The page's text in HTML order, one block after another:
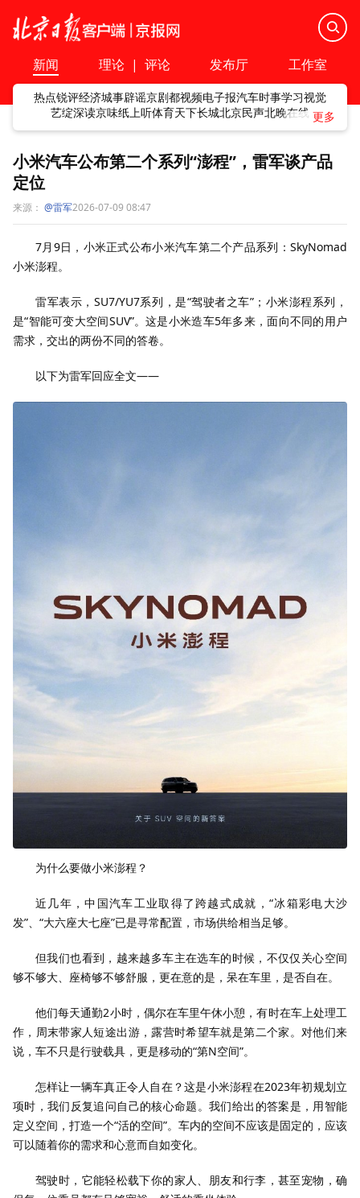
新闻 理论 | 评论 发布厅 工作室
热点锐评经济城事辟谣京剧都视频电子报汽车时事学习视觉
艺绽深读京味纸上听体育天下长城北京民声北晚在线
小米汽车公布第二个系列“澎程”，雷军谈产品
定位
来源： @雷军2026-07-09 08:47
7月9日，小米正式公布小米汽车第二个产品系列：SkyNomad
小米澎程。
雷军表示，SU7/YU7系列，是“驾驶者之车”；小米澎程系列，
是“智能可变大空间SUV”。这是小米造车5年多来，面向不同的用户
需求，交出的两份不同的答卷。
以下为雷军回应全文——
为什么要做小米澎程？
近几年，中国汽车工业取得了跨越式成就，“冰箱彩电大沙
发”、“大六座大七座”已是寻常配置，市场供给相当足够。
但我们也看到，越来越多车主在选车的时候，不仅仅关心空间
够不够大、座椅够不够舒服，更在意的是，呆在车里，是否自在。
他们每天通勤2小时，偶尔在车里午休小憩，有时在车上处理工
作，周末带家人短途出游，露营时希望车就是第二个家。对他们来
说，车不只是行驶载具，更是移动的“第N空间”。
怎样让一辆车真正令人自在？这是小米澎程在2023年初规划立
项时，我们反复追问自己的核心命题。我们给出的答案是，用智能
定义空间，打造一个“活的空间”。车内的空间不应该是固定的，应该
可以随着你的需求和心意而自如变化。
驾驶时，它能轻松载下你的家人、朋友和行李，甚至宠物，确